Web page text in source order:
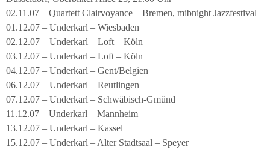
02.11.07 – Quartett Clairvoyance – Bremen, mibnight Jazzfestival
01.12.07 – Underkarl – Wiesbaden
02.12.07 – Underkarl – Loft – Köln
03.12.07 – Underkarl – Loft – Köln
04.12.07 – Underkarl – Gent/Belgien
06.12.07 – Underkarl – Reutlingen
07.12.07 – Underkarl – Schwäbisch-Gmünd
11.12.07 – Underkarl – Mannheim
13.12.07 – Underkarl – Kassel
15.12.07 – Underkarl – Alter Stadtsaal – Speyer